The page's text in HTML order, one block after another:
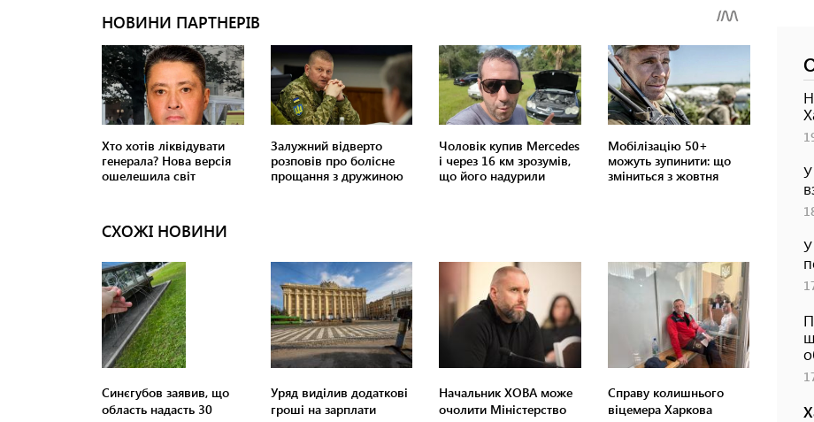
СХОЖІ НОВИНИ
Синєгубов заявив, що
область надасть 30
Уряд виділив додаткові
гроші на зарплати
Начальник ХОВА може
очолити Міністерство
Справу колишнього
віцемера Харкова